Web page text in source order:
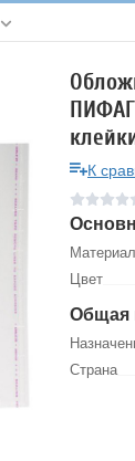
мм,
К
Материал
Цвет
Общая
Страна